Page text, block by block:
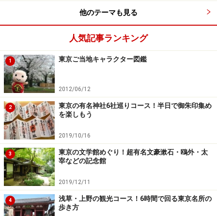
ザ・ペニンシュラ東京「ページボーイハット アフ
タヌーンティーボックス」公式サイト
1人1万円台で泊まれる！
ホテル インターコンチネンタル 東京ベイ
クリスマスステイプラン2022 「アーリーク
リスマス」
レインボーブリッジの全景が見え、まるで海の上に立っ
ているかのような絶景を楽しめる「ホテル インターコン
チネンタル 東京ベイ」。12月1～25日まで、湾岸の夜景
を2人占めできるさまざまなクリスマス宿泊プランが用
意されています。
他のテーマも見る
人気記事ランキング
1 東京ご当地キャラクター図鑑
2012/06/12
2
東京の有名神社6社巡りコース！半日で御朱印集め
を楽しもう
2019/10/16
3
東京の文学館めぐり！超有名文豪漱石・鴎外・太
宰などの記念館
2019/12/11
4
浅草・上野の観光コース！6時間で回る東京名所の
歩き方